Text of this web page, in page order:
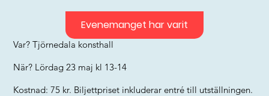
Var? Tjörnedala konsthall
När? Lördag 23 maj kl 13-14
Kostnad: 75 kr. Biljettpriset inkluderar entré till utställningen.
Evenemanget har varit